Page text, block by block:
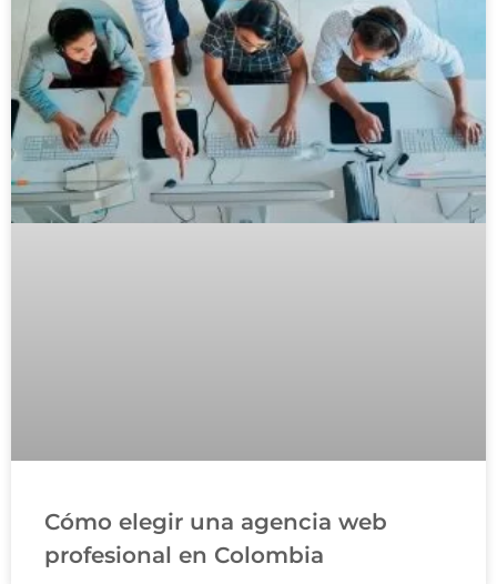
Cómo elegir una agencia web
profesional en Colombia